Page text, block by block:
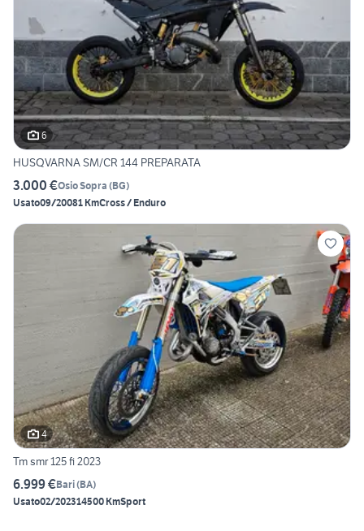
6
HUSQVARNA SM/CR 144 PREPARATA
3.000 €Osio Sopra (BG)
Usato09/20081 KmCross / Enduro
4
Tm smr 125 fi 2023
6.999 €Bari(BA)
Usato02/202314500 KmSport